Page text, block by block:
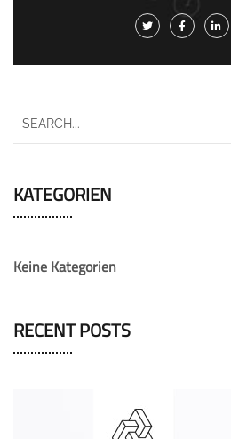
KATEGORIEN
Keine Kategorien
RECENT POSTS